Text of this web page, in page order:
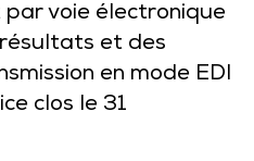
voie électronique
et des
en mode EDI
clos le 31